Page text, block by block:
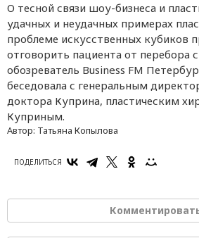
О тесной связи шоу-бизнеса и
удачных и неудачных примерах
проблеме искусственных кубиков
отговорить пациента от перебора
обозреватель Business FM
беседовала с генеральным
доктора Куприна, пластическим
Куприным.
Автор: Татьяна Копылова
ПОДЕЛИТЬСЯ